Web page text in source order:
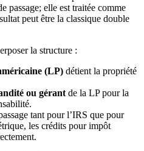
passage; elle est traitée comme
peut être la classique double
la structure :
(LP) détient la propriété
ou gérant de la LP pour la
tant pour l’IRS que pour
les crédits pour impôt